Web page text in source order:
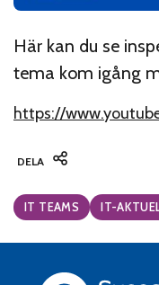
Här kan du se
tema kom igång
https://
DELA
Categories:
IT TEAMS IT-